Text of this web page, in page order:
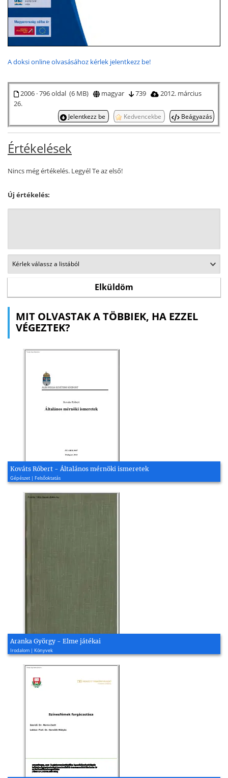
A doksi online olvasásához kérlek jelentkezz be!
2006 · 796 oldal (6 MB) magyar 739
2012. március
26.
Jelentkezz be Kedvencekbe Beágyazás
Értékelések
Nincs még értékelés. Legyél Te az első!
Új értékelés:
MIT OLVASTAK A TÖBBIEK, HA EZZEL
VÉGEZTEK?
Kováts Róbert - Általános mérnöki ismeretek
Gépészet | Felsőoktatás
Aranka György - Elme játékai
Irodalom | Könyvek